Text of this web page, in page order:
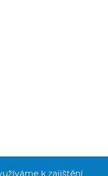
k zajištění